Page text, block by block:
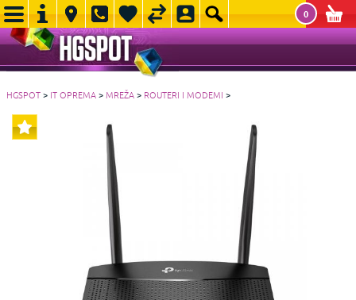
0
HGSPOT> IT OPREMA>MREŽA> ROUTERI I MODEMI >